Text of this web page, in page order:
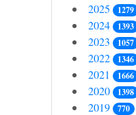
2025 1279
2024 1393
2023 1057
2022 1346
2021 1666
2020 1398
2019 770